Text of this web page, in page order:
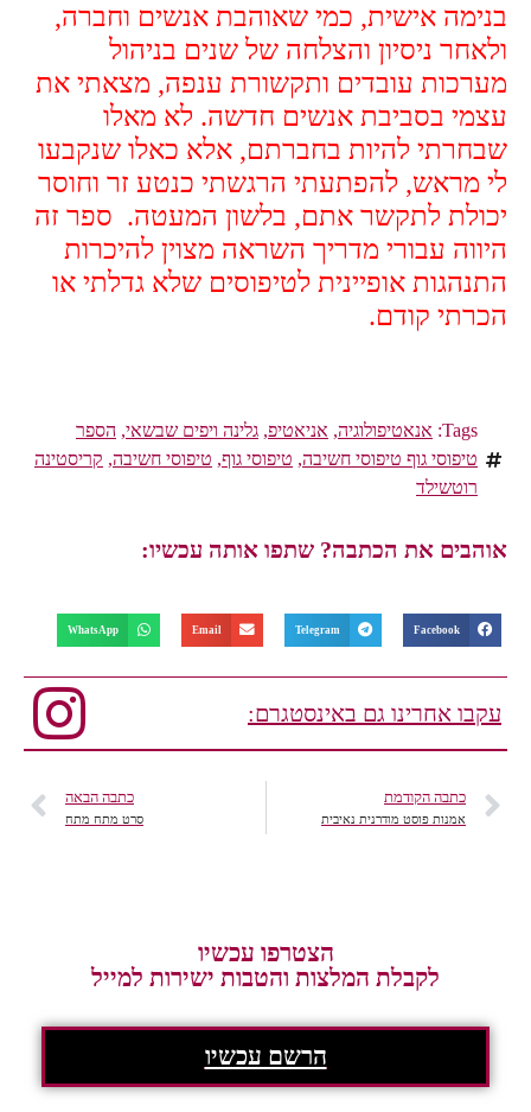
בנימה אישית, כמי שאוהבת אנשים וחברה,
ולאחר ניסיון והצלחה של שנים בניהול
מערכות עובדים ותקשורת ענפה, מצאתי את
עצמי בסביבת אנשים חדשה. לא מאלו
שבחרתי להיות בחברתם, אלא כאלו שנקבעו
לי מראש, להפתעתי הרגשתי כנטע זר וחוסר
יכולת לתקשר אתם, בלשון המעטה. ספר זה
היווה עבורי מדריך השראה מצוין להיכרות
התנהגות אופיינית לטיפוסים שלא גדלתי או
הכרתי קודם.
Tags: אנאטיפולוגיה,אניאטיפ,גלינה ויפים שבשאי,הספר
טיפוסי גוף טיפוסי חשיבה,טיפוסי גוף ,טיפוסי חשיבה,קריסטינה
רוטשילד
אוהבים את הכתבה? שתפו אותה עכשיו:
Facebook
Telegram
Email
WhatsApp
עקבו אחרינו גם באינסטגרם:
כתבה הקודמת
אמנות פוסט מודרנית נאיבית
כתבה הבאה
סרט מתח מתח
הצטרפו עכשיו
לקבלת המלצות והטבות ישירות למייל
הרשם עכשיו